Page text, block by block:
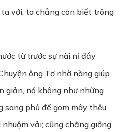
ta với, ta chẳng còn biết trông
từ trước sự nài nỉ đầy
ông Tơ nhờ nàng giúp
giản, nó không như những
sang phủ để gom mây thêu
vải; cũng chẳng giống